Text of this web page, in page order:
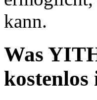
kann.
Was
kostenlos